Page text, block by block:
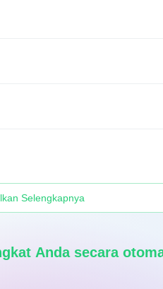
Selengkapnya
Anda secara